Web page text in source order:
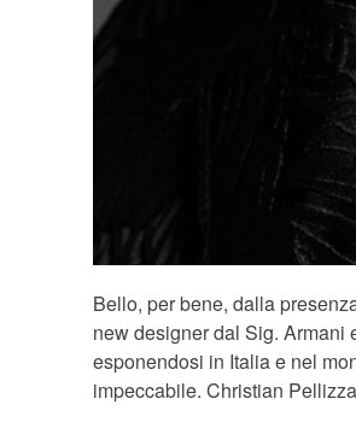
Bello, per bene, dalla
new designer dal Sig. Armani
esponendosi in Italia e nel
impeccabile. Christian